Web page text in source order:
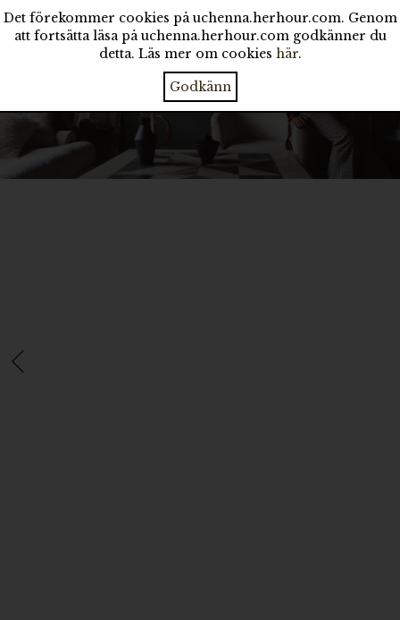
Det förekommer cookies på uchenna.herhour.com. Genom
att fortsätta läsa på uchenna.herhour.com godkänner du
detta. Läs mer om cookies här.
Godkänn